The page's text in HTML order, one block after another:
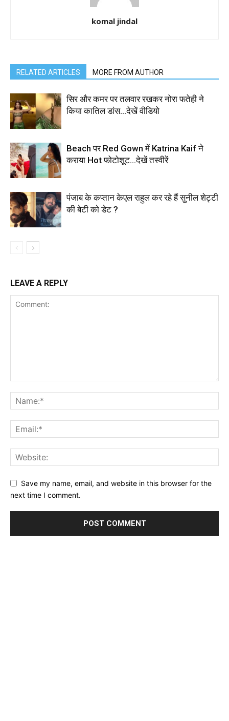
komal jindal
RELATED ARTICLES MORE FROM AUTHOR
सिर और कमर पर तलवार रखकर नोरा फतेही ने
किया कातिल डांस…देखें वीडियो
Beach पर Red Gown में Katrina Kaif ने
कराया Hot फोटोशूट…देखें तस्वीरें
पंजाब के कप्तान केएल राहुल कर रहे हैं सुनील शेट्टी
की बेटी को डेट ?
LEAVE A REPLY
Save my name, email, and website in this browser for the
next time I comment.